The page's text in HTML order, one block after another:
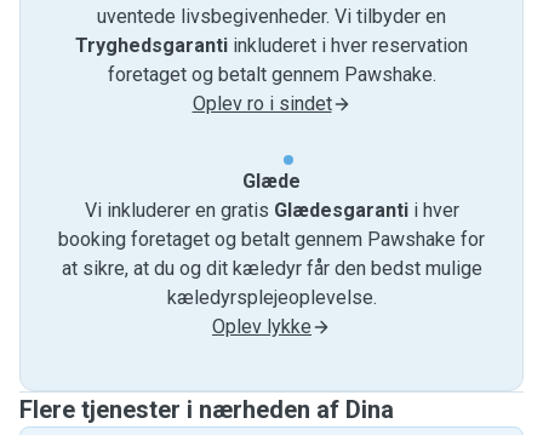
uventede livsbegivenheder. Vi tilbyder en
Tryghedsgaranti inkluderet i hver reservation
foretaget og betalt gennem Pawshake.
Oplev ro i sindet
Glæde
Vi inkluderer en gratis Glædesgarantii hver
booking foretaget og betalt gennem Pawshake for
at sikre, at du og dit kæledyr får den bedst mulige
kæledyrsplejeoplevelse.
Oplev lykke
Flere tjenester i nærheden af ​​Dina